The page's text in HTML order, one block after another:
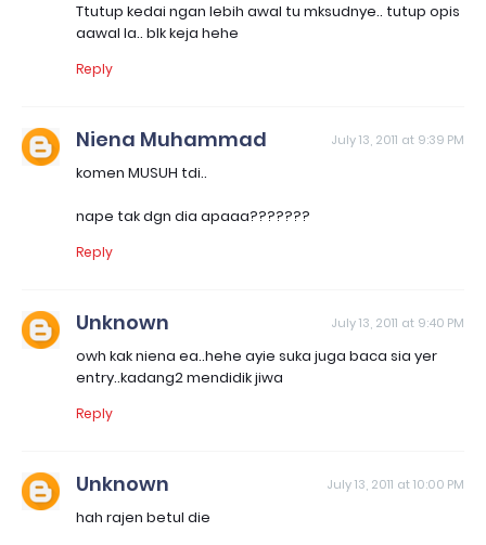
Ttutup kedai ngan lebih awal tu mksudnye.. tutup opis
aawal la.. blk keja hehe
Reply
Niena Muhammad July 13, 2011 at 9:39 PM
komen MUSUH tdi..
nape tak dgn dia apaaa???????
Reply
Unknown July 13, 2011 at 9:40 PM
owh kak niena ea..hehe ayie suka juga baca sia yer
entry..kadang2 mendidik jiwa
Reply
Unknown July 13, 2011 at 10:00 PM
hah rajen betul die